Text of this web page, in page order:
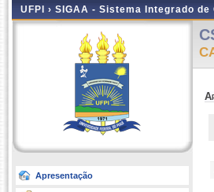
UFPI › SIGAA - Sistema Integrado
Apresentação